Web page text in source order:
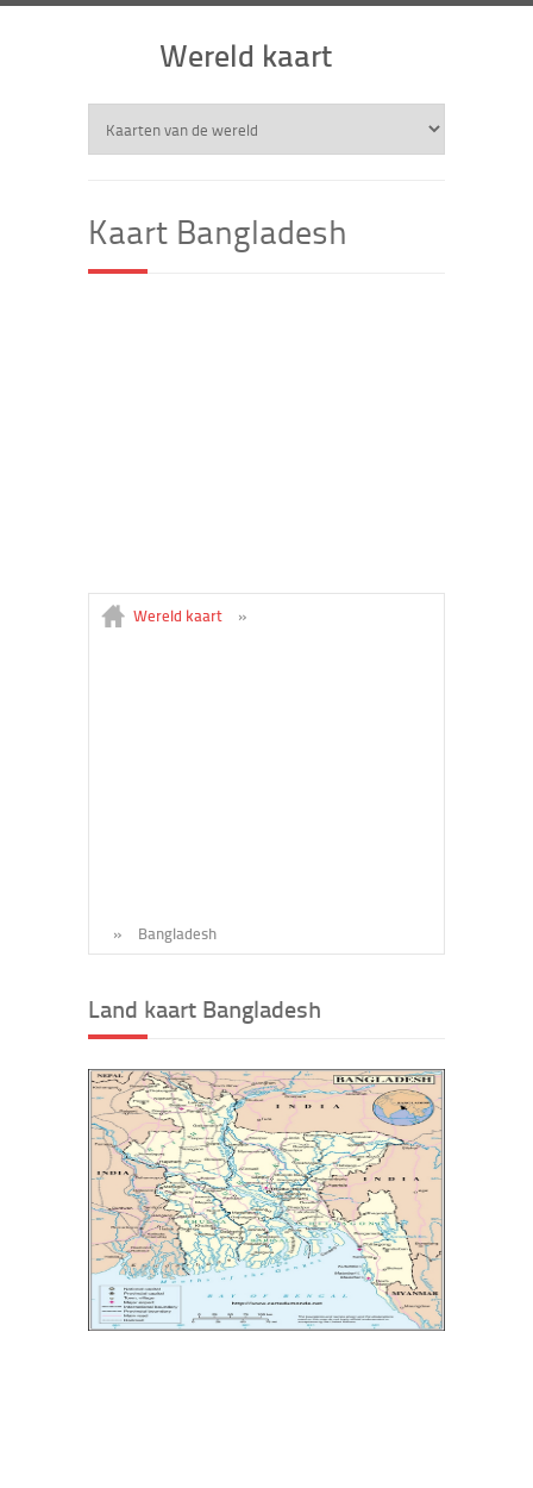
Wereld kaart
Kaart Bangladesh
Wereld kaart »
» Bangladesh
Land kaart Bangladesh